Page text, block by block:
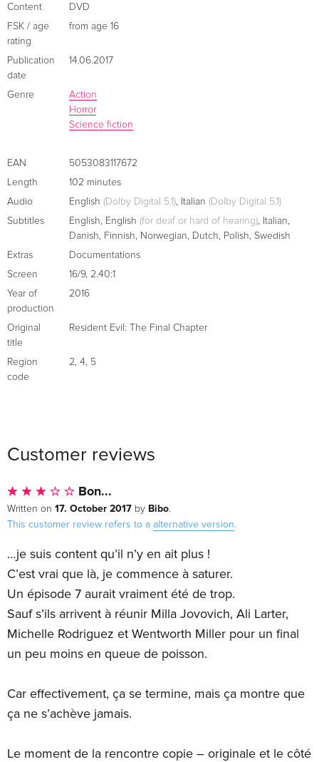
Content
DVD
FSK / age
rating
from age 16
Publication
date
14.06.2017
Genre
Action
Horror
Science fiction
EAN
5053083117672
Length
102 minutes
Audio
English (Dolby Digital 5.1), Italian (Dolby Digital 5.1)
Subtitles
English, English (for deaf or hard of hearing), Italian,
Danish, Finnish, Norwegian, Dutch, Polish, Swedish
Extras
Documentations
Screen
16/9, 2.40:1
Year of
production
2016
Original
title
Resident Evil: The Final Chapter
Region
code
2, 4, 5
Customer reviews
Bon...
Written on 17. October 2017 by Bibo.
This customer review refers to a alternative version.
…je suis content qu’il n’y en ait plus !
C’est vrai que là, je commence à saturer.
Un épisode 7 aurait vraiment été de trop.
Sauf s’ils arrivent à réunir Milla Jovovich, Ali Larter,
Michelle Rodriguez et Wentworth Miller pour un final
un peu moins en queue de poisson.
Car effectivement, ça se termine, mais ça montre que
ça ne s’achève jamais.
Le moment de la rencontre copie – originale et le côté